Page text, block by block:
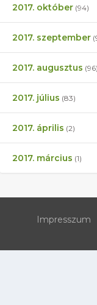
2017. október (94)
2017. szeptember
2017. augusztus (96)
2017. július (83)
2017. április (2)
2017. március (1)
Impresszum